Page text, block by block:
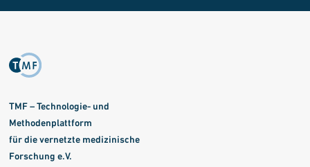
TMF – Technologie- und
Methodenplattform
für die vernetzte medizinische
Forschung e.V.